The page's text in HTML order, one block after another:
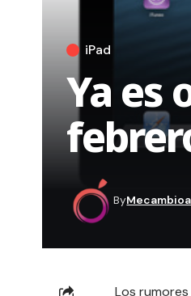
iPad
Ya es
By
Los